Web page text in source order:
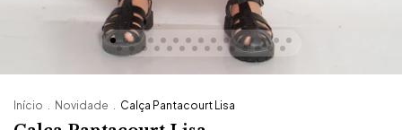
Início . Novidade . Calça Pantacourt Lisa